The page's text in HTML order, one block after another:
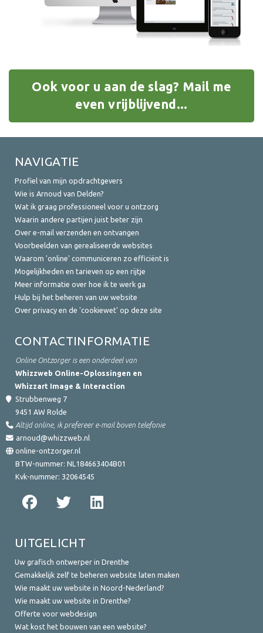
Ook voor u aan de slag? Mail me
even vrijblijvend...
NAVIGATIE
Profiel van mijn opdrachtgevers
Wie is Arnoud van Delden?
Wat ik graag professioneel voor u ontzorg
Waarin andere partijen juist beter zijn
Over e-mail verzenden en ontvangen
Voorbeelden van gerealiseerde websites
Waarom 'online' communiceren zo efficiënt is
Mogelijkheden en tarieven op een rijtje
Meer informatie over hoe ik te werk ga
Hulp bij het beheren van uw website
Over privacy en de 'cookiewet' op deze site
CONTACTINFORMATIE
Online Ontzorger is een onderdeel van
Whizzweb Online-Oplossingen en
Whizzart Image & Interaction
Strubbenweg 7
9451 AW Rolde
Altijd online, ik prefereer e-mail boven telefonie
arnoud@whizzweb.nl
online-ontzorger.nl
BTW-nummer: NL184663404B01
Kvk-nummer: 32064545
UITGELICHT
Uw grafisch ontwerper in Drenthe
Gemakkelijk zelf te beheren website laten maken
Wie maakt uw website in Noord-Nederland?
Wie maakt uw website in Drenthe?
Offerte voor webdesign
Wat kost het bouwen van een website?